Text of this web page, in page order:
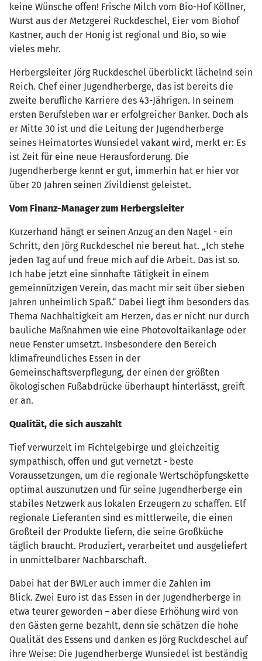
keine Wünsche offen! Frische Milch vom Bio-Hof Köllner,
Wurst aus der Metzgerei Ruckdeschel, Eier vom Biohof
Kastner, auch der Honig ist regional und Bio, so wie
vieles mehr.
Herbergsleiter Jörg Ruckdeschel überblickt lächelnd sein
Reich. Chef einer Jugendherberge, das ist bereits die
zweite berufliche Karriere des 43-Jährigen. In seinem
ersten Berufsleben war er erfolgreicher Banker. Doch als
er Mitte 30 ist und die Leitung der Jugendherberge
seines Heimatortes Wunsiedel vakant wird, merkt er: Es
ist Zeit für eine neue Herausforderung. Die
Jugendherberge kennt er gut, immerhin hat er hier vor
über 20 Jahren seinen Zivildienst geleistet.
Vom Finanz-Manager zum Herbergsleiter
Kurzerhand hängt er seinen Anzug an den Nagel - ein
Schritt, den Jörg Ruckdeschel nie bereut hat. „Ich stehe
jeden Tag auf und freue mich auf die Arbeit. Das ist so.
Ich habe jetzt eine sinnhafte Tätigkeit in einem
gemeinnützigen Verein, das macht mir seit über sieben
Jahren unheimlich Spaß.“ Dabei liegt ihm besonders das
Thema Nachhaltigkeit am Herzen, das er nicht nur durch
bauliche Maßnahmen wie eine Photovoltaikanlage oder
neue Fenster umsetzt. Insbesondere den Bereich
klimafreundliches Essen in der
Gemeinschaftsverpflegung, der einen der größten
ökologischen Fußabdrücke überhaupt hinterlässt, greift
er an.
Qualität, die sich auszahlt
Tief verwurzelt im Fichtelgebirge und gleichzeitig
sympathisch, offen und gut vernetzt - beste
Voraussetzungen, um die regionale Wertschöpfungskette
optimal auszunutzen und für seine Jugendherberge ein
stabiles Netzwerk aus lokalen Erzeugern zu schaffen. Elf
regionale Lieferanten sind es mittlerweile, die einen
Großteil der Produkte liefern, die seine Großküche
täglich braucht. Produziert, verarbeitet und ausgeliefert
in unmittelbarer Nachbarschaft.
Dabei hat der BWLer auch immer die Zahlen im
Blick. Zwei Euro ist das Essen in der Jugendherberge in
etwa teurer geworden – aber diese Erhöhung wird von
den Gästen gerne bezahlt, denn sie schätzen die hohe
Qualität des Essens und danken es Jörg Ruckdeschel auf
ihre Weise: Die Jugendherberge Wunsiedel ist beständig